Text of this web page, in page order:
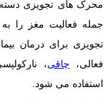
محرک های تجویزی دسته
جمله فعالیت مغز را
تجویزی برای درمان
فعالی، چاقی،
استفاده می شود.